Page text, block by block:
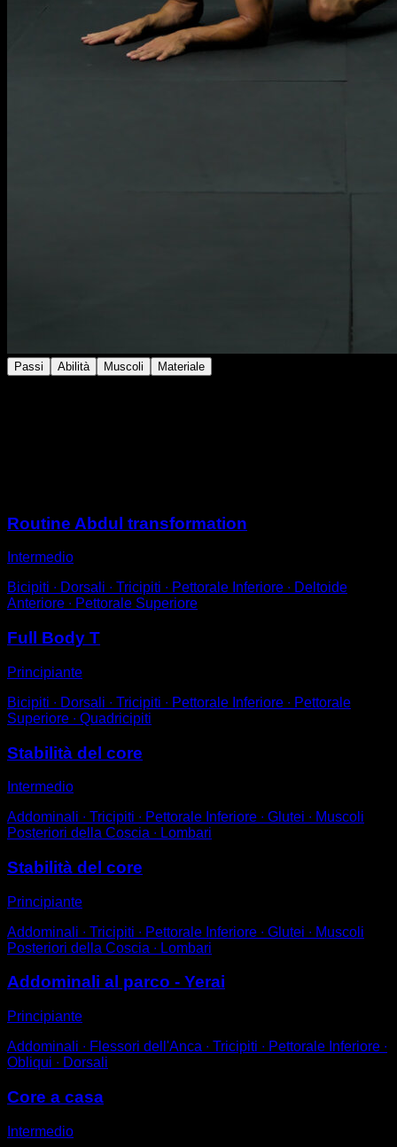
Passi Abilità Muscoli Materiale
Routine Abdul transformation
Intermedio
Bicipiti ∙ Dorsali ∙ Tricipiti ∙ Pettorale Inferiore ∙ Deltoide
Anteriore ∙ Pettorale Superiore
Full Body T
Principiante
Bicipiti ∙ Dorsali ∙ Tricipiti ∙ Pettorale Inferiore ∙ Pettorale
Superiore ∙ Quadricipiti
Stabilità del core
Intermedio
Addominali ∙ Tricipiti ∙ Pettorale Inferiore ∙ Glutei ∙ Muscoli
Posteriori della Coscia ∙ Lombari
Stabilità del core
Principiante
Addominali ∙ Tricipiti ∙ Pettorale Inferiore ∙ Glutei ∙ Muscoli
Posteriori della Coscia ∙ Lombari
Addominali al parco - Yerai
Principiante
Addominali ∙ Flessori dell'Anca ∙ Tricipiti ∙ Pettorale Inferiore ∙
Obliqui ∙ Dorsali
Core a casa
Intermedio